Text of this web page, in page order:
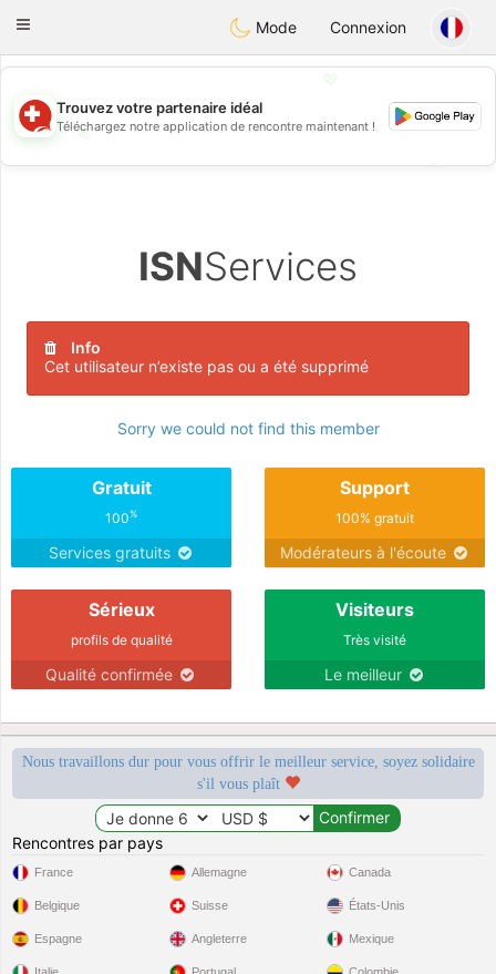
Suissi
Toggle
Mode Connexion
💖
💕
Trouvez votre partenaire idéal
Téléchargez notre application de rencontre maintenant !
ISNServices
Info
Cet utilisateur n’existe pas ou a été supprimé
Sorry we could not find this member
Gratuit
100%
Services gratuits
Support
100% gratuit
Modérateurs à l'écoute
Sérieux
profils de qualité
Qualité confirmée
Visiteurs
Très visité
Le meilleur
Nous travaillons dur pour vous offrir le meilleur service, soyez solidaire
s'il vous plaît
Rencontres par pays
France
Belgique
Espagne
Allemagne
Suisse
Angleterre
Canada
États-Unis
Mexique